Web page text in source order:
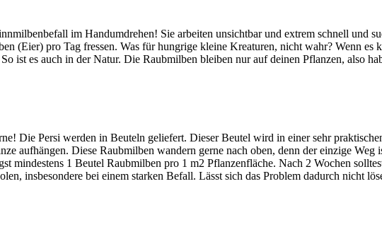
im Handumdrehen! Sie arbeiten unsichtbar und extrem schnell und
(Eier) pro Tag fressen. Was für hungrige kleine Kreaturen, nicht wahr? Wenn es
ist es auch in der Natur. Die Raubmilben bleiben nur auf deinen Pflanzen, also
Die Persi werden in Beuteln geliefert. Dieser Beutel wird in einer sehr
aufhängen. Diese Raubmilben wandern gerne nach oben, denn der einzige
mindestens 1 Beutel Raubmilben pro 1 m2 Pflanzenfläche. Nach 2 Wochen
insbesondere bei einem starken Befall. Lässt sich das Problem dadurch nicht